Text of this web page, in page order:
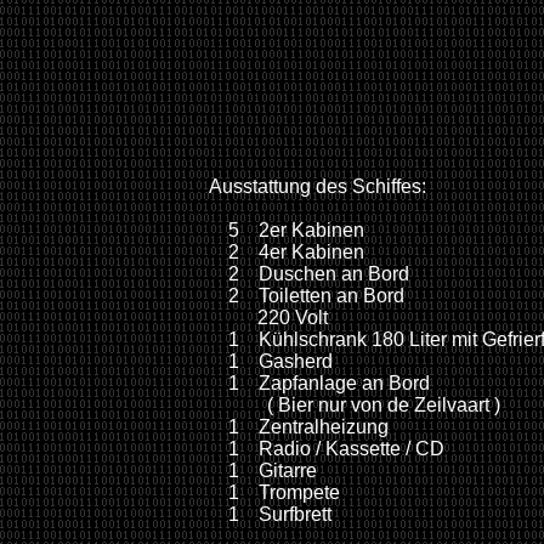
Ausstattung des Schiffes:
5 2er Kabinen
2 4er Kabinen
2 Duschen an Bord
2 Toiletten an Bord
220 Volt
1 Kühlschrank 180 Liter mit
1 Gasherd
1 Zapfanlage an Bord
( Bier nur von de Zeilvaart )
1 Zentralheizung
1 Radio / Kassette / CD
1 Gitarre
1 Trompete
1 Surfbrett